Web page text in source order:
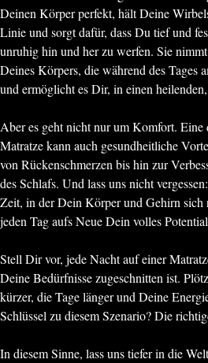
Deinen Körper perfekt, hält Deine
Linie und sorgt dafür, dass Du tief und
unruhig hin und her zu werfen. Sie
Deines Körpers, die während des Tages
und ermöglicht es Dir, in einen
Aber es geht nicht nur um Komfort.
Matratze kann auch gesundheitliche
von Rückenschmerzen bis hin zur
des Schlafs. Und lass uns nicht
Zeit, in der Dein Körper und Gehirn sich
jeden Tag aufs Neue Dein volles
Stell Dir vor, jede Nacht auf einer
Deine Bedürfnisse zugeschnitten ist.
kürzer, die Tage länger und Deine
Schlüssel zu diesem Szenario? Die
In diesem Sinne, lass uns tiefer in die